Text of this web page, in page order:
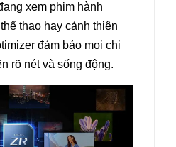
xem phim hành
thao hay cảnh thiên
đảm bảo mọi chi
rõ nét và sống động.